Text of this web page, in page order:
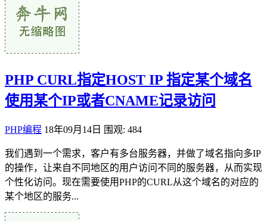
PHP CURL指定HOST IP 指定某个域名
使用某个IP或者CNAME记录访问
PHP编程 18年09月14日 围观: 484
我们遇到一个需求，客户有多台服务器，并做了域名指向多IP
的操作，让来自不同地区的用户访问不同的服务器，从而实现
个性化访问。现在需要使用PHP的CURL从这个域名的对应的
某个地区的服务...